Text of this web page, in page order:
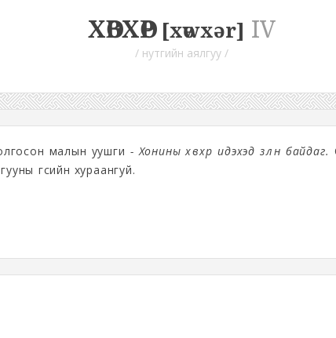
ХӨВХӨР [xөwxər] IV
/ нутгийн аялгуу /
малын уушги - Хонины хөвхөр идэхэд зөөлөн байдаг.
үгсийн хураангуй.